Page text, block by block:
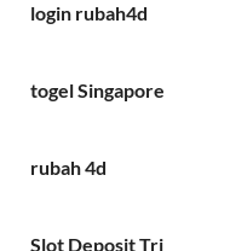
login rubah4d
togel Singapore
rubah 4d
Slot Deposit Tri